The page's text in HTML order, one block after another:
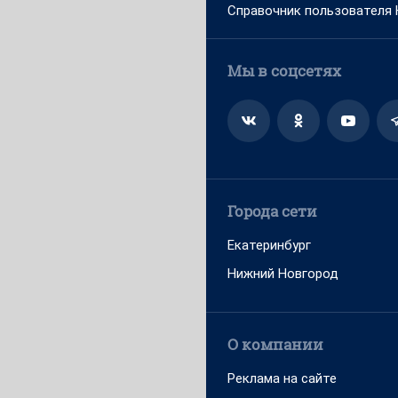
Справочник пользователя
Мы в соцсетях
Города сети
Екатеринбург
Нижний Новгород
О компании
Реклама на сайте